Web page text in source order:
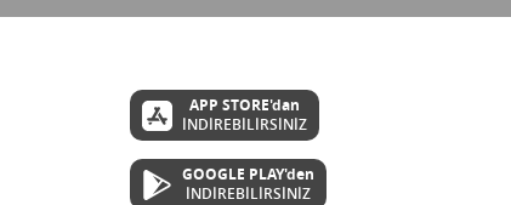
APP STORE'dan
İNDİREBİLİRSİNİZ
GOOGLE PLAY'den
İNDİREBİLİRSİNİZ